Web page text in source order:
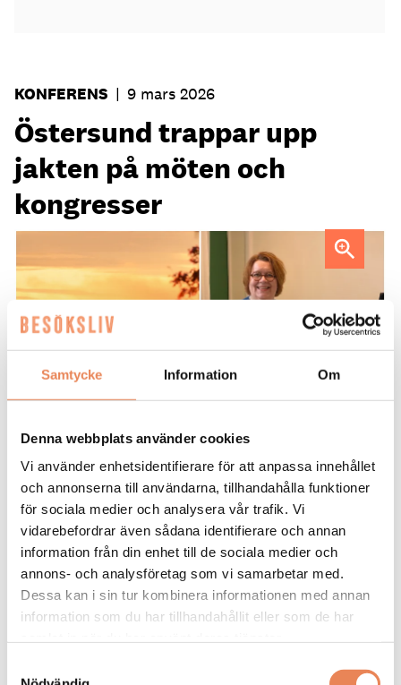
Samtycke Information Om
Denna webbplats använder cookies
Vi använder enhetsidentifierare för att anpassa innehållet
och annonserna till användarna, tillhandahålla funktioner
för sociala medier och analysera vår trafik. Vi
vidarebefordrar även sådana identifierare och annan
information från din enhet till de sociala medier och
annons- och analysföretag som vi samarbetar med.
Dessa kan i sin tur kombinera informationen med annan
information som du har tillhandahållit eller som de har
KONFERENS | 9 mars 2026
Östersund trappar upp
jakten på möten och
kongresser
Karin Riddar, strateg för möten på Destination Östersund.
NYHETER. Östersund vill ta en större
plats på den svenska möteskartan.
Med en ny strategroll och en mer
långsiktig satsning ska Destination
Östersund locka fler nationella och
internationella möten och kongresser
till staden.
Skidskyttearenan lockar internationella tävlingar,